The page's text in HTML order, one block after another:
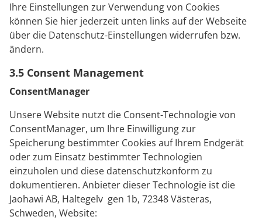
Ihre Einstellungen zur Verwendung von Cookies
können Sie hier jederzeit unten links auf der Webseite
über die Datenschutz-Einstellungen widerrufen bzw.
ändern.
3.5 Consent Management
ConsentManager
Unsere Website nutzt die Consent-Technologie von
ConsentManager, um Ihre Einwilligung zur
Speicherung bestimmter Cookies auf Ihrem Endgerät
oder zum Einsatz bestimmter Technologien
einzuholen und diese datenschutzkonform zu
dokumentieren. Anbieter dieser Technologie ist die
Jaohawi AB, Haltegelv gen 1b, 72348 Västeras,
Schweden, Website: